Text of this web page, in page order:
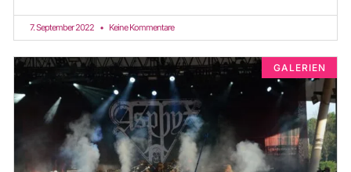
7. September 2022 Keine Kommentare
GALERIEN